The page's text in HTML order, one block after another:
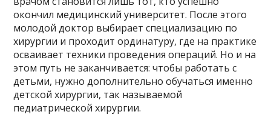
окончил медицинский университет. После этого
молодой доктор выбирает специализацию по
хирургии и проходит ординатуру, где на практике
осваивает техники проведения операций. Но и на
этом путь не заканчивается: чтобы работать с
детьми, нужно дополнительно обучаться именно
детской хирургии, так называемой
педиатрической хирургии.